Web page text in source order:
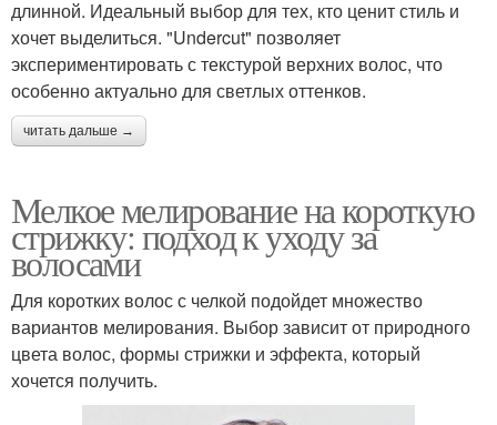
длинной. Идеальный выбор для тех, кто ценит стиль и
хочет выделиться. "Undercut" позволяет
экспериментировать с текстурой верхних волос, что
особенно актуально для светлых оттенков.
читать дальше →
Мелкое мелирование на короткую
стрижку: подход к уходу за
волосами
Для коротких волос с челкой подойдет множество
вариантов мелирования. Выбор зависит от природного
цвета волос, формы стрижки и эффекта, который
хочется получить.